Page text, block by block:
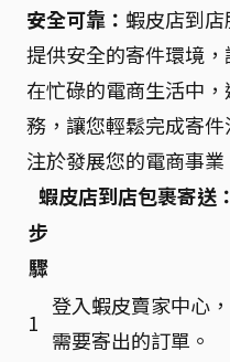
安全可靠： 蝦皮店到
提供安全的寄件環境，
在忙碌的電商生活中
務，讓您輕鬆完成寄
注於發展您的電商事業
蝦皮店到店包裹寄送
步
驟
1
登入蝦皮賣家中心
需要寄出的訂單。